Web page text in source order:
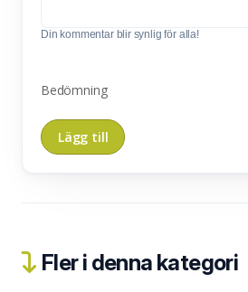
Din kommentar blir synlig för alla!
Bedömning
Fler i denna kategori